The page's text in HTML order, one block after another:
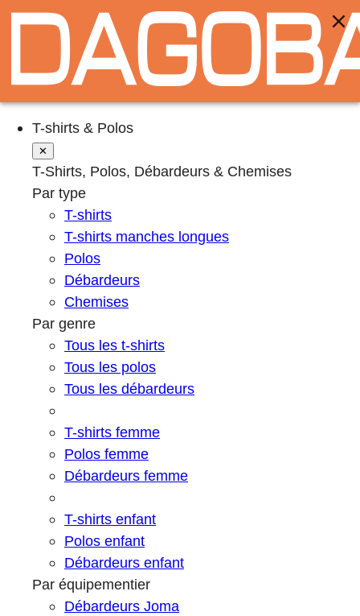
T-shirts & Polos
✕
T-Shirts, Polos, Débardeurs & Chemises
Par type
T-shirts
T-shirts manches longues
Polos
Débardeurs
Chemises
Par genre
Tous les t-shirts
Tous les polos
Tous les débardeurs
T-shirts femme
Polos femme
Débardeurs femme
T-shirts enfant
Polos enfant
Débardeurs enfant
Par équipementier
Débardeurs Joma